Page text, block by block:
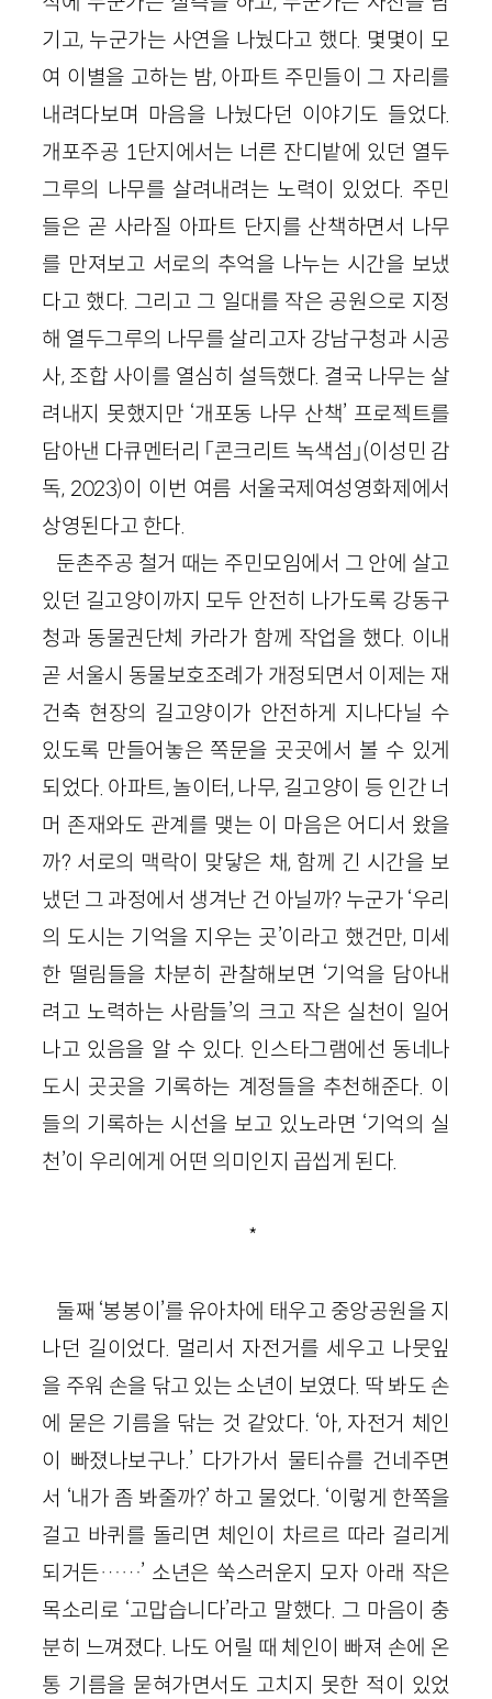
기고, 누군가는 사연을 나눴다고 했다. 몇몇이 모
여 이별을 고하는 밤, 아파트 주민들이 그 자리를
내려다보며 마음을 나눴다던 이야기도 들었다.
개포주공 1단지에서는 너른 잔디밭에 있던 열두
그루의 나무를 살려내려는 노력이 있었다. 주민
들은 곧 사라질 아파트 단지를 산책하면서 나무
를 만져보고 서로의 추억을 나누는 시간을 보냈
다고 했다. 그리고 그 일대를 작은 공원으로 지정
해 열두그루의 나무를 살리고자 강남구청과 시공
사, 조합 사이를 열심히 설득했다. 결국 나무는 살
려내지 못했지만 ‘개포동 나무 산책’ 프로젝트를
담아낸 다큐멘터리 「콘크리트 녹색섬」(이성민 감
독, 2023)이 이번 여름 서울국제여성영화제에서
상영된다고 한다.
둔촌주공 철거 때는 주민모임에서 그 안에 살고
있던 길고양이까지 모두 안전히 나가도록 강동구
청과 동물권단체 카라가 함께 작업을 했다. 이내
곧 서울시 동물보호조례가 개정되면서 이제는 재
건축 현장의 길고양이가 안전하게 지나다닐 수
있도록 만들어놓은 쪽문을 곳곳에서 볼 수 있게
되었다. 아파트, 놀이터, 나무, 길고양이 등 인간 너
머 존재와도 관계를 맺는 이 마음은 어디서 왔을
까? 서로의 맥락이 맞닿은 채, 함께 긴 시간을 보
냈던 그 과정에서 생겨난 건 아닐까? 누군가 ‘우리
의 도시는 기억을 지우는 곳’이라고 했건만, 미세
한 떨림들을 차분히 관찰해보면 ‘기억을 담아내
려고 노력하는 사람들’의 크고 작은 실천이 일어
나고 있음을 알 수 있다. 인스타그램에선 동네나
도시 곳곳을 기록하는 계정들을 추천해준다. 이
들의 기록하는 시선을 보고 있노라면 ‘기억의 실
천’이 우리에게 어떤 의미인지 곱씹게 된다.
*
둘째 ‘봉봉이’를 유아차에 태우고 중앙공원을 지
나던 길이었다. 멀리서 자전거를 세우고 나뭇잎
을 주워 손을 닦고 있는 소년이 보였다. 딱 봐도 손
에 묻은 기름을 닦는 것 같았다. ‘아, 자전거 체인
이 빠졌나보구나.’ 다가가서 물티슈를 건네주면
서 ‘내가 좀 봐줄까?’ 하고 물었다. ‘이렇게 한쪽을
걸고 바퀴를 돌리면 체인이 차르르 따라 걸리게
되거든……’ 소년은 쑥스러운지 모자 아래 작은
목소리로 ‘고맙습니다’라고 말했다. 그 마음이 충
분히 느껴졌다. 나도 어릴 때 체인이 빠져 손에 온
통 기름을 묻혀가면서도 고치지 못한 적이 있었